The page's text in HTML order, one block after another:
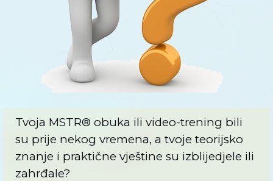
Tvoja MSTR® obuka ili video-trening bili
su prije nekog vremena, a tvoje teorijsko
znanje i praktične vještine su izblijedjele ili
zahrđale?